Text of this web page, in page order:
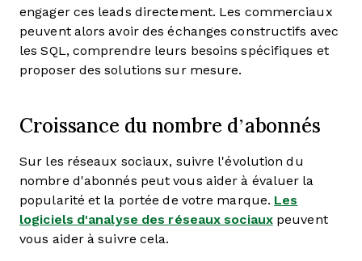
engager ces leads directement. Les commerciaux
peuvent alors avoir des échanges constructifs avec
les SQL, comprendre leurs besoins spécifiques et
proposer des solutions sur mesure.
Croissance du nombre d’abonnés
Sur les réseaux sociaux, suivre l'évolution du
nombre d'abonnés peut vous aider à évaluer la
popularité et la portée de votre marque. Les
logiciels d'analyse des réseaux sociauxpeuvent
vous aider à suivre cela.